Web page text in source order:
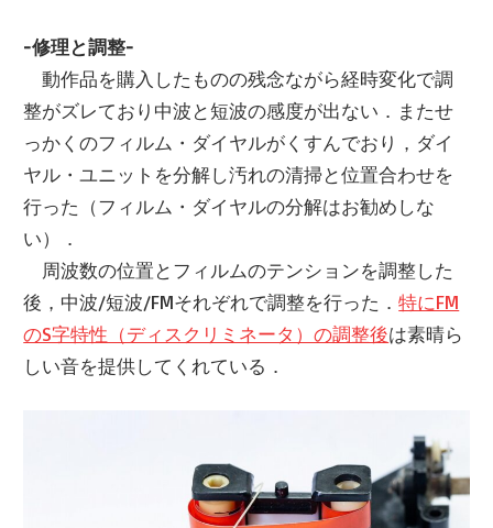
-修理と調整-
動作品を購入したものの残念ながら経時変化で調
整がズレており中波と短波の感度が出ない．またせ
っかくのフィルム・ダイヤルがくすんでおり，ダイ
ヤル・ユニットを分解し汚れの清掃と位置合わせを
行った（フィルム・ダイヤルの分解はお勧めしな
い）．
周波数の位置とフィルムのテンションを調整した
後，中波/短波/FMそれぞれで調整を行った．特にFM
のS字特性（ディスクリミネータ）の調整後は素晴ら
しい音を提供してくれている．